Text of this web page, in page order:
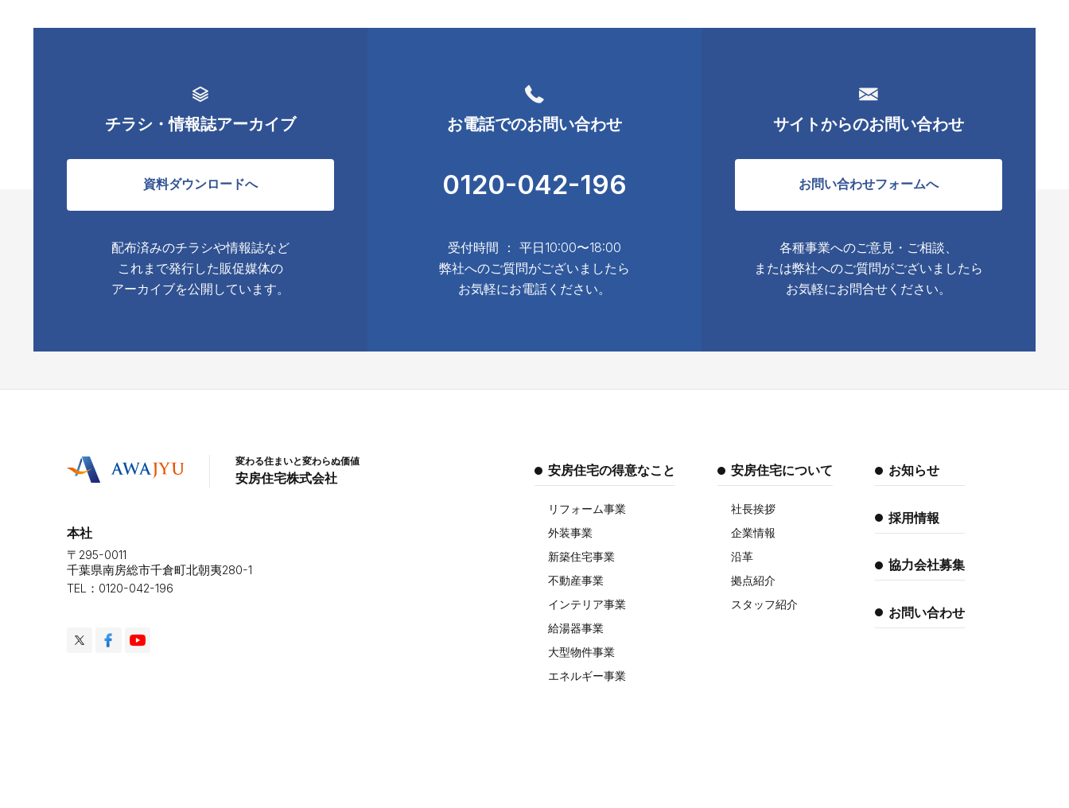
チラシ・情報誌アーカイブ
資料ダウンロードへ
配布済みのチラシや情報誌など
これまで発行した販促媒体の
アーカイブを公開しています。
お電話でのお問い合わせ
0120-042-196
受付時間 ： 平日10:00〜18:00
弊社へのご質問がございましたら
お気軽にお電話ください。
サイトからのお問い合わせ
お問い合わせフォームへ
各種事業へのご意見・ご相談、
または弊社へのご質問がございましたら
お気軽にお問合せください。
変わる住まいと変わらぬ価値
安房住宅株式会社
本社
〒295-0011
千葉県南房総市千倉町北朝夷280-1
TEL：0120-042-196
安房住宅の得意なこと
リフォーム事業
外装事業
新築住宅事業
不動産事業
インテリア事業
給湯器事業
大型物件事業
エネルギー事業
安房住宅について
社長挨拶
企業情報
沿革
拠点紹介
スタッフ紹介
お知らせ
採用情報
協力会社募集
お問い合わせ